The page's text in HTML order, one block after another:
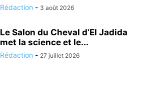
Rédaction - 3 août 2026
Le Salon du Cheval d’El Jadida
met la science et le...
Rédaction - 27 juillet 2026